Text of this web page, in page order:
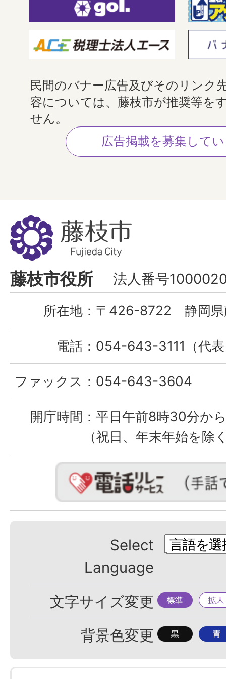
民間のバナー広告及びそのリンク
容については、藤枝市が推奨等を
せん。
広告掲載を募集して
藤
枝
市
Fujieda
City
藤枝市役所 法人番号
所在地： 〒426-8722 静岡県
電話： 054-643-3111（代
ファックス： 054-643-3604
開庁時間： 平日午前8時30分か
（祝日、年末年始を除
Select
Language
文字サイズ変更 標
準
拡
大
背景色変更 背
色
背
色